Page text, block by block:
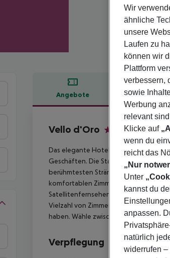
Angebote
Vello d'Oro
Das elegante Hotel Vello D''Oro liegt
Geschäften. Die Standseilbahn ist
berühmtesten Strände Siziliens. Das
komfortablen Zimmer verfügen alle
Satellitenfernsehen und
Vielzahl von Zimmern; einige blicken
haben. Wähle zwischen Zimmern mit
Verpflegung
Wir
ähnliche
unsere
Laufen zu
können wir
Plattform
verbessern,
sowie
Werbung
relevant
Klicke auf
wenn du
reicht das
„Nur
Unter
kannst du
anpassen.
natürlich
widerrufen